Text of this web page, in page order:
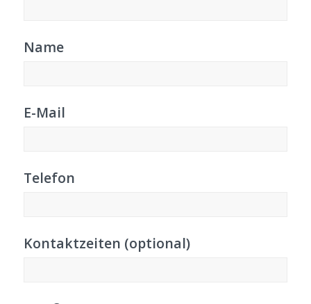
Name
E-Mail
Telefon
Kontaktzeiten (optional)